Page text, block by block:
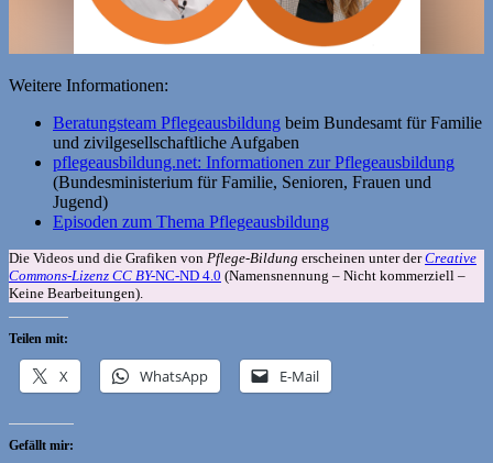
Weitere Informationen:
Beratungsteam Pflegeausbildung beim Bundesamt für Familie
und zivilgesellschaftliche Aufgaben
pflegeausbildung.net: Informationen zur Pflegeausbildung
(Bundesministerium für Familie, Senioren, Frauen und
Jugend)
Episoden zum Thema Pflegeausbildung
Die Videos und die Grafiken von Pflege-Bildung erscheinen unter derCreative
Commons-Lizenz CC BY-NC-ND 4.0 (Namensnennung – Nicht kommerziell –
Keine Bearbeitungen).
Teilen mit:
X WhatsApp E-Mail
Gefällt mir: